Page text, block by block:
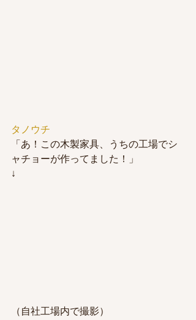
タノウチ
「あ！この木製家具、うちの工場でシ
ャチョーが作ってました！」
↓
（自社工場内で撮影）